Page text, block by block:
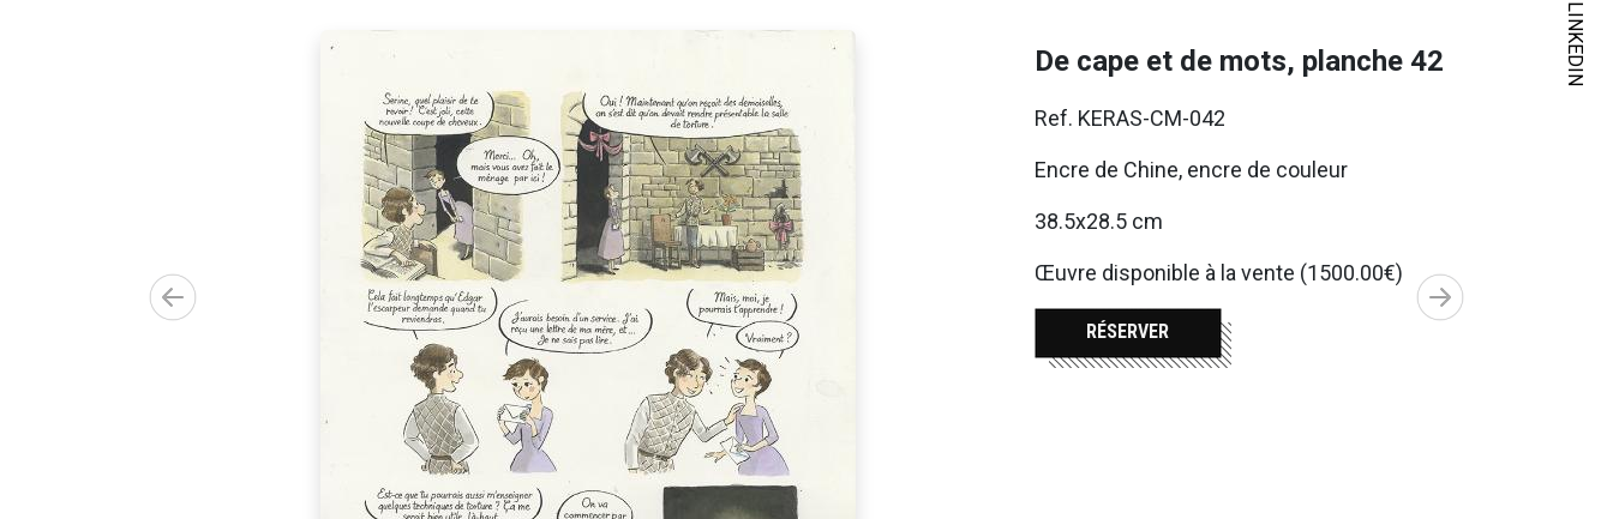
LINKEDIN
De cape et de mots, planche 42
Ref. KERAS-CM-042
Encre de Chine, encre de couleur
38.5x28.5 cm
Œuvre disponible à la vente (1500.00€)
RÉSERVER